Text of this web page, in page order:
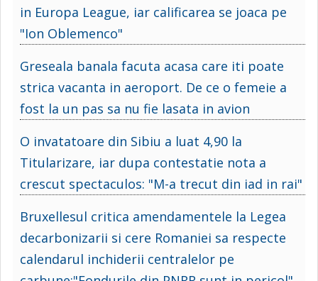
in Europa League, iar calificarea se joaca pe
"Ion Oblemenco"
Greseala banala facuta acasa care iti poate
strica vacanta in aeroport. De ce o femeie a
fost la un pas sa nu fie lasata in avion
O invatatoare din Sibiu a luat 4,90 la
Titularizare, iar dupa contestatie nota a
crescut spectaculos: "M-a trecut din iad in rai"
Bruxellesul critica amendamentele la Legea
decarbonizarii si cere Romaniei sa respecte
calendarul inchiderii centralelor pe